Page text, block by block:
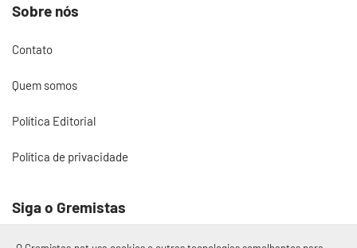
Sobre nós
Contato
Quem somos
Política Editorial
Política de privacidade
Siga o Gremistas